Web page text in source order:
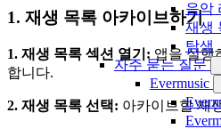
음악
재생
탐색
자주 묻는 질문
Evermusic
1. 재생 목록 아카이브하기
1. 재생 목록 섹션 열기: 앱을 실행
합니다.
2. 재생 목록 선택: 아카이브할 재